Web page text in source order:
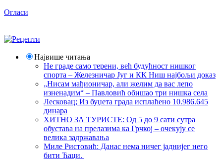
Огласи
Највише читања
Не граде само терени, већ будућност нишког
спорта – Железничар Југ и КК Ниш најбољи доказ
„Нисам мађионичар, али желим да вас лепо
изненадим“ – Павловић обишао три нишка села
Лесковац; Из буџета града исплаћено 10.986.645
динара
ХИТНО ЗА ТУРИСТЕ: Од 5 до 9 сати сутра
обустава на прелазима ка Грчкој – очекују се
велика задржавања
Миле Ристовић: Данас нема ничег јаднијег него
бити Ћаци.